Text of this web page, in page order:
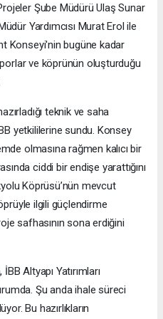
Şube Müdürü Ulaş Sunar
Yardımcısı Murat Erol ile
Konseyi'nin bugüne kadar
ve köprünün oluşturduğu
teknik ve saha
yetkililerine sundu. Konsey
olmasına rağmen kalıcı bir
ciddi bir endişe yarattığını
Köprüsü’nün mevcut
ilgili güçlendirme
safhasının sona erdiğini
Altyapı Yatırımları
Şu anda ihale süreci
Bu hazırlıkların